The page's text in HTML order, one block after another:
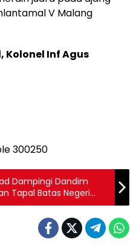
V Malang
Kolonel Inf Agus
Dampingi Dandim
Tapal Batas Negeri